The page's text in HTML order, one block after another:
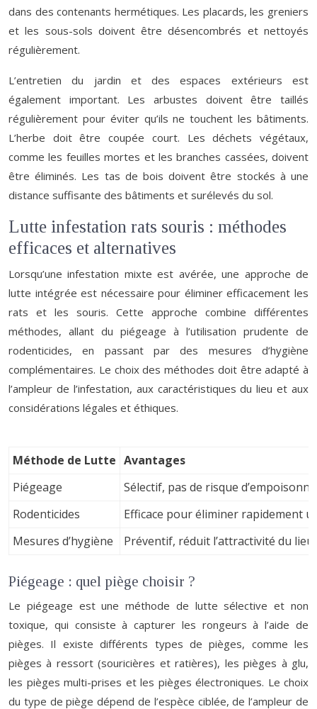
dans des contenants hermétiques. Les placards, les greniers
et les sous-sols doivent être désencombrés et nettoyés
régulièrement.
L’entretien du jardin et des espaces extérieurs est
également important. Les arbustes doivent être taillés
régulièrement pour éviter qu’ils ne touchent les bâtiments.
L’herbe doit être coupée court. Les déchets végétaux,
comme les feuilles mortes et les branches cassées, doivent
être éliminés. Les tas de bois doivent être stockés à une
distance suffisante des bâtiments et surélevés du sol.
Lutte infestation rats souris : méthodes
efficaces et alternatives
Lorsqu’une infestation mixte est avérée, une approche de
lutte intégrée est nécessaire pour éliminer efficacement les
rats et les souris. Cette approche combine différentes
méthodes, allant du piégeage à l’utilisation prudente de
rodenticides, en passant par des mesures d’hygiène
complémentaires. Le choix des méthodes doit être adapté à
l’ampleur de l’infestation, aux caractéristiques du lieu et aux
considérations légales et éthiques.
Méthode de Lutte Avantages
Piégeage
Sélectif, pas de risque
Rodenticides
Efficace pour éliminer rapidement
Mesures d’hygiène
Préventif, réduit l’attractivité du
Piégeage : quel piège choisir ?
Le piégeage est une méthode de lutte sélective et non
toxique, qui consiste à capturer les rongeurs à l’aide de
pièges. Il existe différents types de pièges, comme les
pièges à ressort (souricières et ratières), les pièges à glu,
les pièges multi-prises et les pièges électroniques. Le choix
du type de piège dépend de l’espèce ciblée, de l’ampleur de